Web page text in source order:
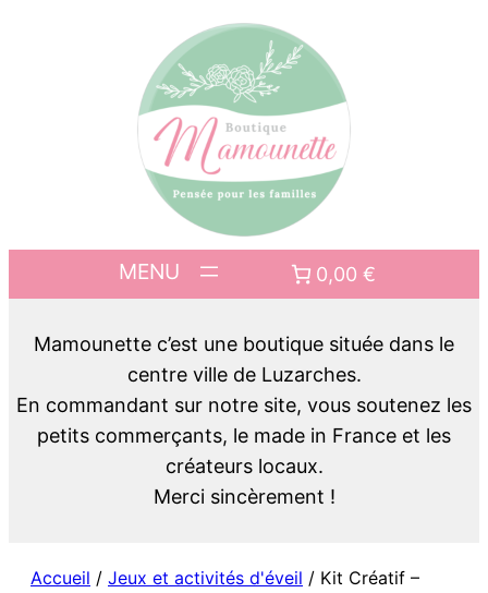
0,00 €
Mamounette c’est une boutique située dans le
centre ville de Luzarches.
En commandant sur notre site, vous soutenez les
petits commerçants, le made in France et les
créateurs locaux.
Merci sincèrement !
Accueil / Jeux et activités d'éveil / Kit Créatif –